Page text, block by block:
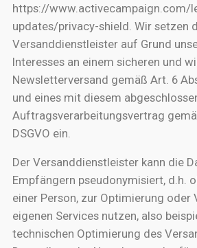
https://www.activecampaign.com/
updates/privacy-shield. Wir setzen
Versanddienstleister auf Grund
Interesses an einem sicheren und
Newsletterversand gemäß Art. 6
und eines mit diesem
Auftragsverarbeitungsvertrag
DSGVO ein.
Der Versanddienstleister kann die
Empfängern pseudonymisiert, d.h.
einer Person, zur Optimierung oder
eigenen Services nutzen, also
technischen Optimierung des